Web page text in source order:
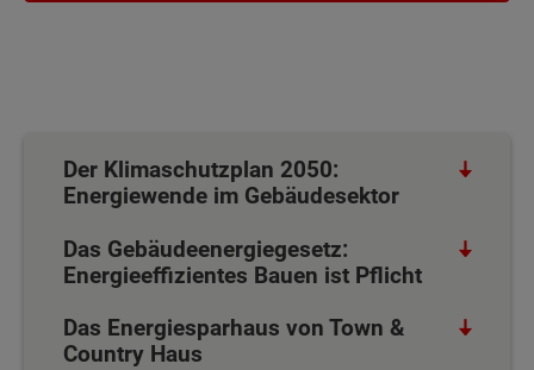
Der Klimaschutzplan 2050:
Energiewende im Gebäudesektor
Das Gebäudeenergiegesetz:
Energieeffizientes Bauen ist Pflicht
Das Energiesparhaus von Town &
Country Haus